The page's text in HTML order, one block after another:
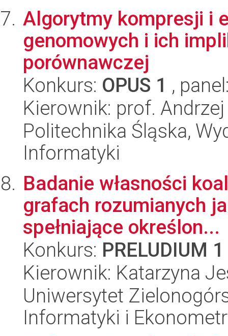
Algorytmy kompresji i
genomowych i ich
porównawczej
Konkurs: OPUS 1 ,
Kierownik: prof.
Politechnika Śląska,
Informatyki
Badanie własności
grafach rozumianych
spełniające określon...
Konkurs: PRELUDIUM 1
Kierownik: Katarzyna
Uniwersytet
Informatyki i